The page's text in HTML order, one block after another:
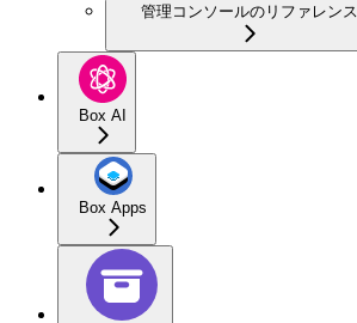
管理コンソールのリファレンス
Box AI
Box Apps